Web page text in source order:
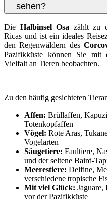
sehen?
Die Halbinsel Osa zählt zu
Ricas und ist ein ideales
den Regenwäldern des
Pazifikküste können Sie mit
Vielfalt an Tieren beobachten.
Zu den häufig gesichteten
Affen: Brüllaffen,
Totenkopfaffen
Vögel: Rote Aras,
Vogelarten
Säugetiere: Faultiere,
und der seltene Baird-
Meerestiere: Delfine,
verschiedene tropische
Mit viel Glück: Jaguare,
vor der Pazifikküste